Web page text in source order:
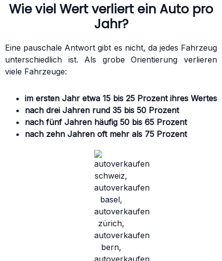
Wie viel Wert verliert ein Auto pro
Jahr?
Eine pauschale Antwort gibt es nicht, da jedes Fahrzeug
unterschiedlich ist. Als grobe Orientierung verlieren
viele Fahrzeuge:
im ersten Jahr etwa 15 bis 25 Prozent ihres Wertes
nach drei Jahren rund 35 bis 50 Prozent
nach fünf Jahren häufig 50 bis 65 Prozent
nach zehn Jahren oft mehr als 75 Prozent